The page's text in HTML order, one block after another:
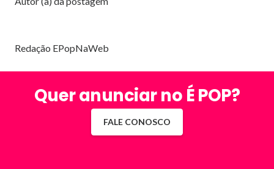
Redação EPopNaWeb
Quer anunciar no É POP?
FALE CONOSCO